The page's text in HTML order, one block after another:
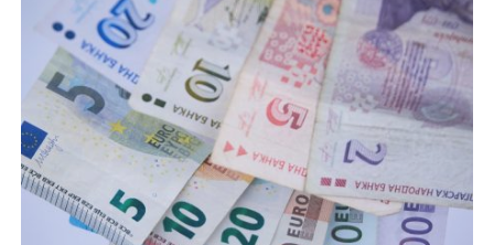
aderarea Cehiei la zona euro, susținând că nu există suficient
sprijin în...